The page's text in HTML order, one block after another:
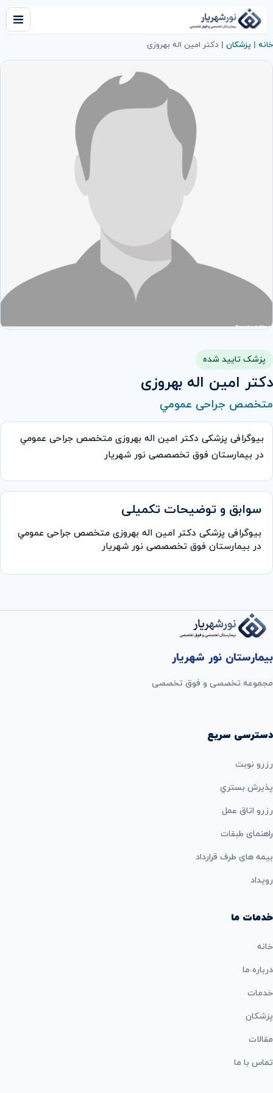
خانه | پزشکان | دکتر امین اله بهروزی
پزشک تایید شده
دکتر امین اله بهروزی
متخصص جراحی عمومي
بیوگرافی پزشکی دکتر امین اله بهروزی متخصص جراحی عمومي
در بیمارستان فوق تخصصصی نور شهریار
سوابق و توضیحات تکمیلی
بیوگرافی پزشکی دکتر امین اله بهروزی متخصص جراحی عمومي
در بیمارستان فوق تخصصصی نور شهریار
بیمارستان نور شهریار
مجموعه تخصصی و فوق تخصصی
دسترسی سریع
رزرو نوبت
پذيرش بستري
رزرو اتاق عمل
راهنمای طبقات
بيمه های طرف قرارداد
رویداد
خدمات ما
خانه
درباره ما
خدمات
پزشکان
مقالات
تماس با ما